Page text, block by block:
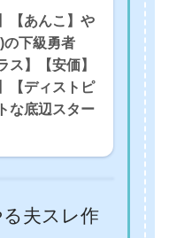
【あんこ】や
の下級勇者
ス】【安価】
【ディストピ
な底辺スター
夫スレ作